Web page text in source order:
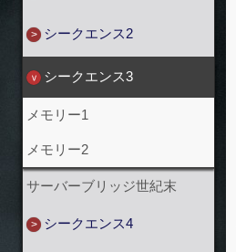
シークエンス2
シークエンス3
メモリー1
メモリー2
サーバーブリッジ世紀末
シークエンス4